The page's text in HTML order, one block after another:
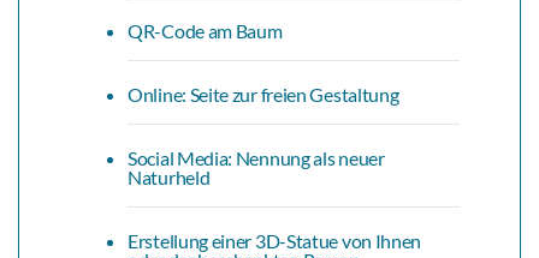
QR-Code am Baum
Online: Seite zur freien Gestaltung
Social Media: Nennung als neuer
Naturheld
Erstellung einer 3D-Statue von Ihnen